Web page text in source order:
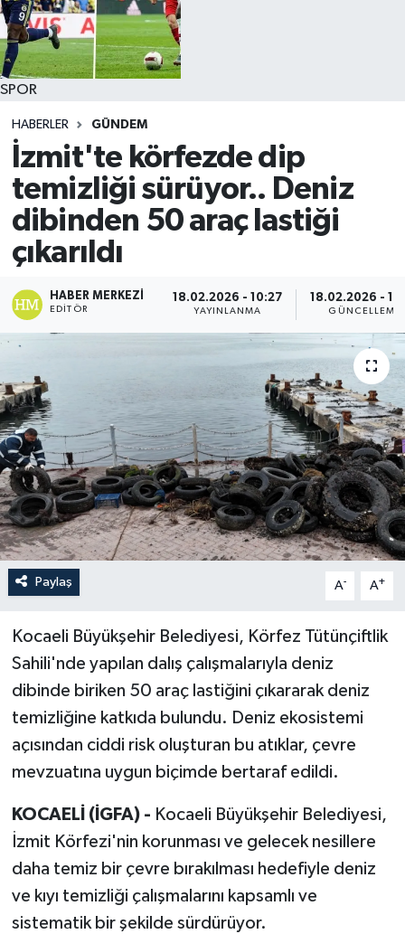
SPOR
HABERLER GÜNDEM
İzmit'te körfezde dip
temizliği sürüyor.. Deniz
dibinden 50 araç lastiği
çıkarıldı
HABER MERKEZI
EDITÖR
18.02.2026 - 10:27
YAYINLANMA
18.02.2026 -
GÜNCELLEME
Paylaş A- A+
Kocaeli Büyükşehir Belediyesi, Körfez Tütünçiftlik
Sahili'nde yapılan dalış çalışmalarıyla deniz
dibinde biriken 50 araç lastiğini çıkararak deniz
temizliğine katkıda bulundu. Deniz ekosistemi
açısından ciddi risk oluşturan bu atıklar, çevre
mevzuatına uygun biçimde bertaraf edildi.
KOCAELİ (İGFA) - Kocaeli Büyükşehir Belediyesi,
İzmit Körfezi'nin korunması ve gelecek nesillere
daha temiz bir çevre bırakılması hedefiyle deniz
ve kıyı temizliği çalışmalarını kapsamlı ve
sistematik bir şekilde sürdürüyor.